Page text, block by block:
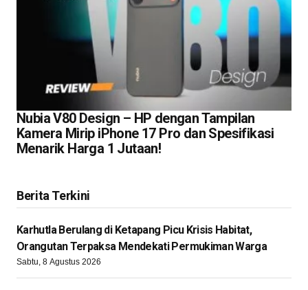
Nubia V80 Design – HP dengan Tampilan
Kamera Mirip iPhone 17 Pro dan Spesifikasi
Menarik Harga 1 Jutaan!
Berita Terkini
Karhutla Berulang di Ketapang Picu Krisis Habitat,
Orangutan Terpaksa Mendekati Permukiman Warga
Sabtu, 8 Agustus 2026